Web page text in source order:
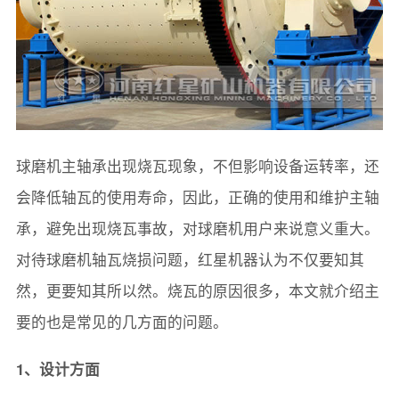
球磨机主轴承出现烧瓦现象，不但影响设备运转率，还
会降低轴瓦的使用寿命，因此，正确的使用和维护主轴
承，避免出现烧瓦事故，对球磨机用户来说意义重大。
对待球磨机轴瓦烧损问题，红星机器认为不仅要知其
然，更要知其所以然。烧瓦的原因很多，本文就介绍主
要的也是常见的几方面的问题。
1、设计方面